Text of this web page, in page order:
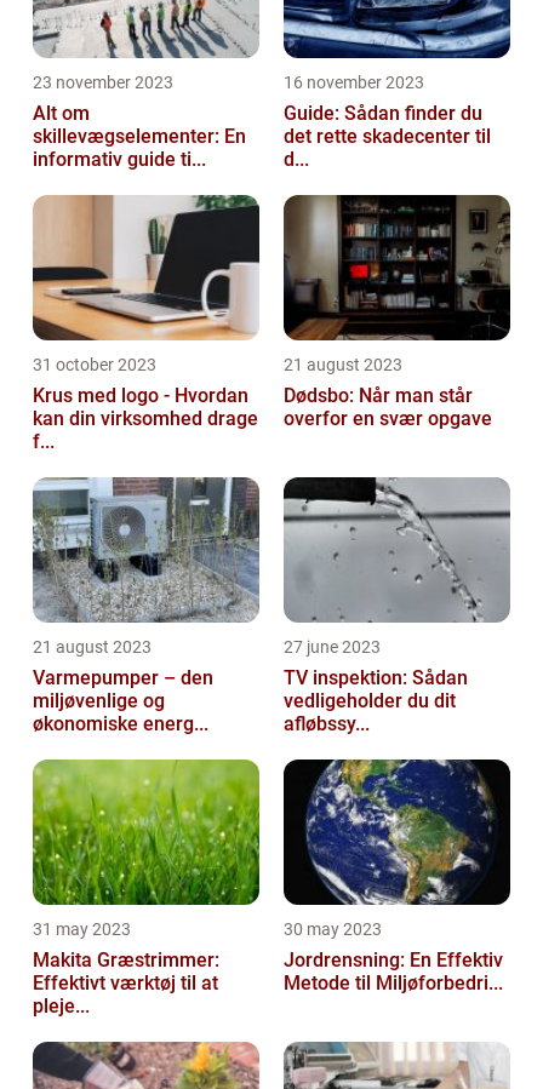
23 november 2023
Alt om
skillevægselementer: En
informativ guide ti...
16 november 2023
Guide: Sådan finder du
det rette skadecenter til
d...
31 october 2023
Krus med logo - Hvordan
kan din virksomhed drage
f...
21 august 2023
Dødsbo: Når man står
overfor en svær opgave
21 august 2023
Varmepumper – den
miljøvenlige og
økonomiske energ...
27 june 2023
TV inspektion: Sådan
vedligeholder du dit
afløbssy...
31 may 2023
Makita Græstrimmer:
Effektivt værktøj til at
pleje...
30 may 2023
Jordrensning: En Effektiv
Metode til Miljøforbedri...